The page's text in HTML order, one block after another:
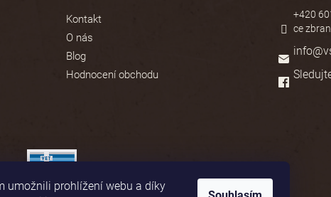
umožnili prohlížení webu a díky
Kontakt
O nás
Blog
Hodnocení obchodu
info@
+420
ce